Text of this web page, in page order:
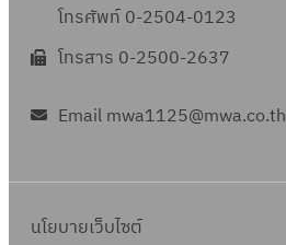
โทรศัพท์ 0-2504-0123
โทรสาร 0-2500-2637
Email mwa1125@mwa.co.th
นโยบายเว็บไซต์